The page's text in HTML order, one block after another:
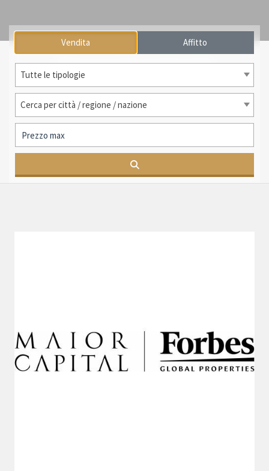
Ricerca internazionale
Vendita Affitto
Tutte le tipologie
Cerca per città / regione / nazione